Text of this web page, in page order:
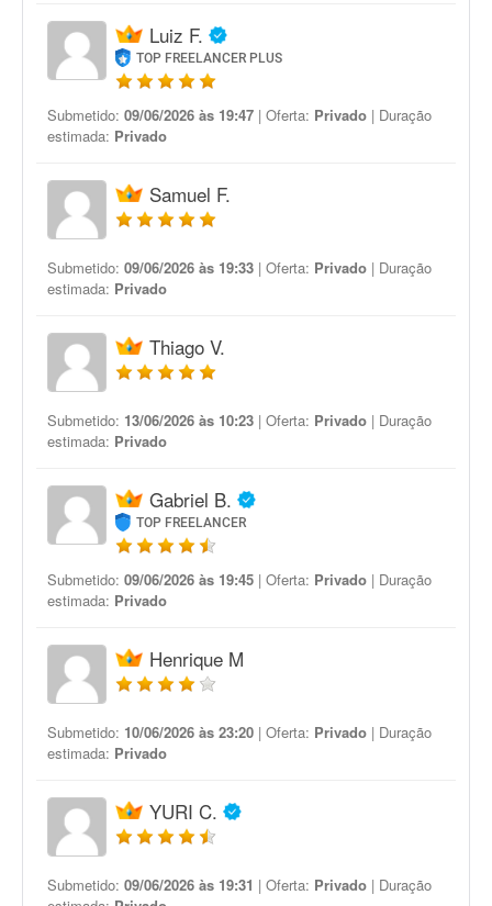
Luiz F.
TOP FREELANCER PLUS
Submetido: 09/06/2026 às 19:47 | Oferta: Privado | Duração
estimada: Privado
Samuel F.
Submetido: 09/06/2026 às 19:33 | Oferta: Privado | Duração
estimada: Privado
Thiago V.
Submetido: 13/06/2026 às 10:23 | Oferta: Privado | Duração
estimada: Privado
Gabriel B.
TOP FREELANCER
Submetido: 09/06/2026 às 19:45 | Oferta: Privado | Duração
estimada: Privado
Henrique M
Submetido: 10/06/2026 às 23:20 | Oferta: Privado | Duração
estimada: Privado
YURI C.
Submetido: 09/06/2026 às 19:31 | Oferta: Privado | Duração